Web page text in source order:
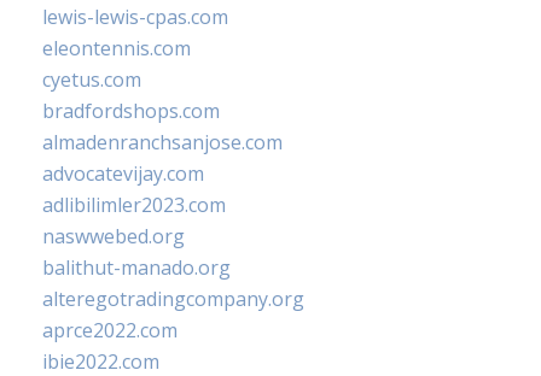
lewis-lewis-cpas.com
eleontennis.com
cyetus.com
bradfordshops.com
almadenranchsanjose.com
advocatevijay.com
adlibilimler2023.com
naswwebed.org
balithut-manado.org
alteregotradingcompany.org
aprce2022.com
ibie2022.com